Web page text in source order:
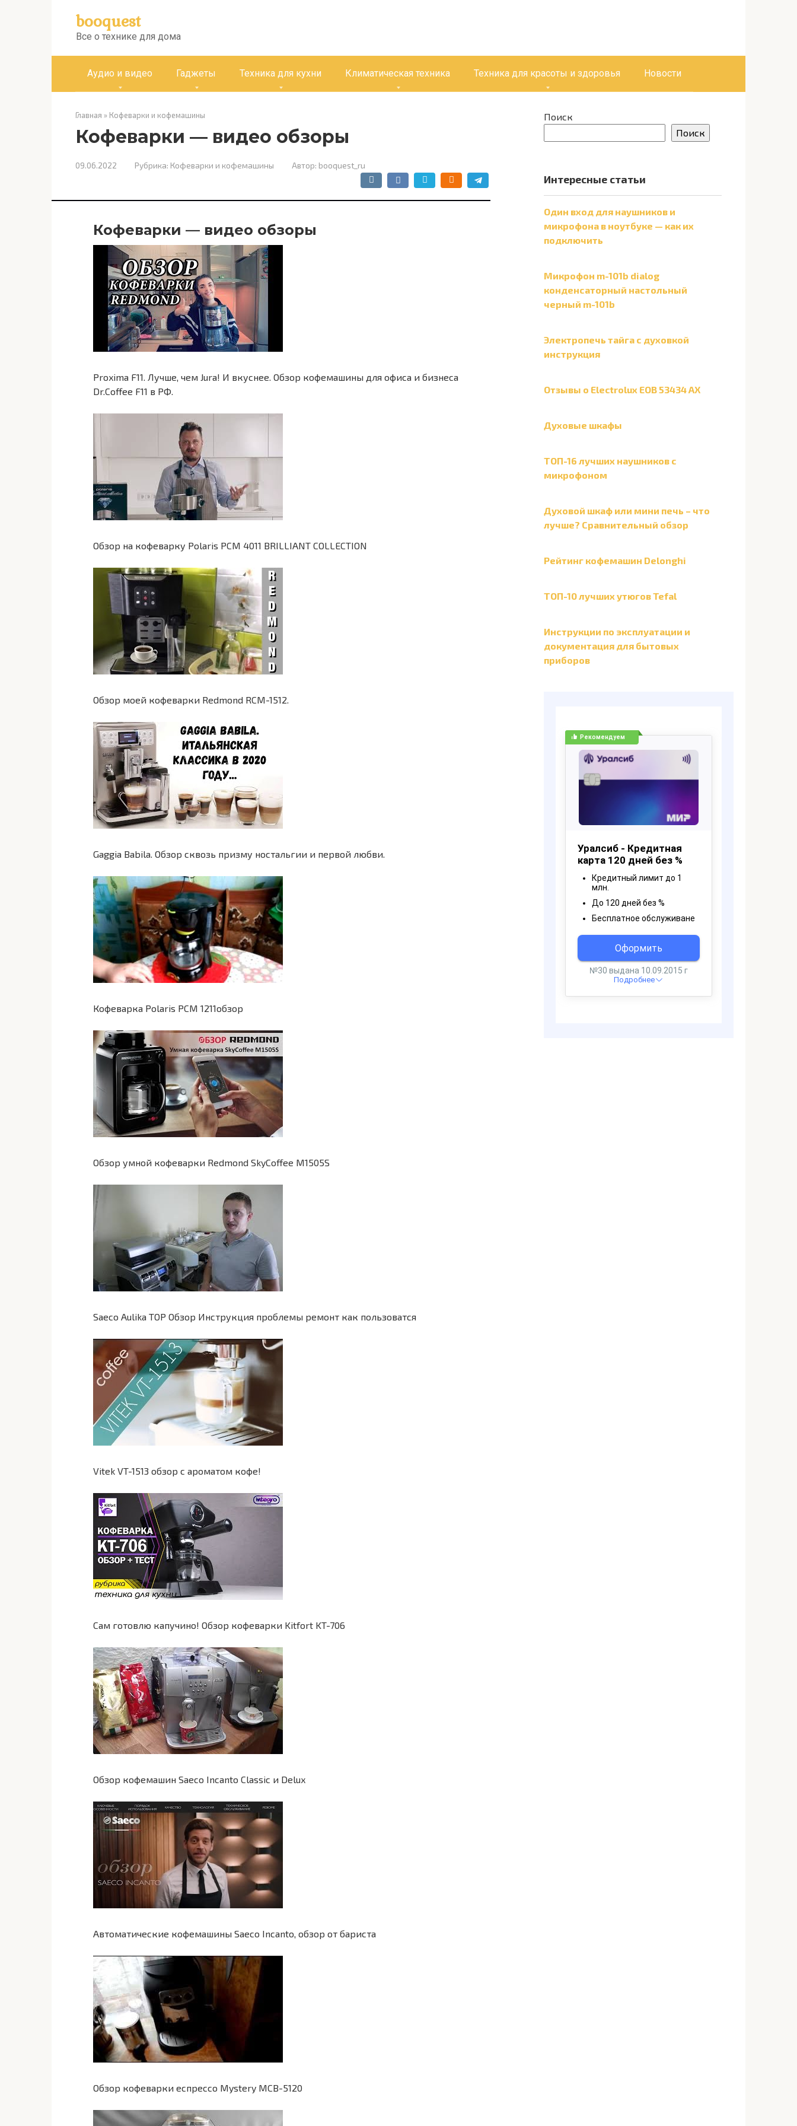
booquest
Все о технике для дома
Аудио и видео Гаджеты Техника для кухни Климатическая техника Техника для красоты и здоровья Новости
Главная » Кофеварки и кофемашины
Кофеварки — видео обзоры
09.06.2022 Рубрика: Кофеварки и кофемашины Автор: booquest_ru
Кофеварки — видео обзоры
Proxima F11. Лучше, чем Jura! И вкуснее. Обзор кофемашины для офиса и бизнеса
Dr.Coffee F11 в РФ.
Обзор на кофеварку Polaris PCM 4011 BRILLIANT COLLECTION
Обзор моей кофеварки Redmond RCM-1512.
Gaggia Babila. Обзор сквозь призму ностальгии и первой любви.
Кофеварка Polaris PCM 1211обзор
Обзор умной кофеварки Redmond SkyCoffee M1505S
Saeco Aulika TOP Обзор Инструкция проблемы ремонт как пользоватся
Vitek VT-1513 обзор с ароматом кофе!
Сам готовлю капучино! Обзор кофеварки Kitfort KT-706
Обзор кофемашин Saeco Incanto Classic и Delux
Автоматические кофемашины Saeco Incanto, обзор от бариста
Обзор кофеварки еспрессо Mystery MCB-5120
Поиск
Поиск
Интересные статьи
Один вход для наушников и
микрофона в ноутбуке — как их
подключить
Микрофон m-101b dialog
конденсаторный настольный
черный m-101b
Электропечь тайга с духовкой
инструкция
Отзывы о Electrolux EOB 53434 AX
Духовые шкафы
ТОП-16 лучших наушников с
микрофоном
Духовой шкаф или мини печь – что
лучше? Сравнительный обзор
Рейтинг кофемашин Delonghi
ТОП-10 лучших утюгов Tefal
Инструкции по эксплуатации и
документация для бытовых
приборов